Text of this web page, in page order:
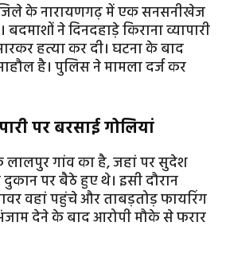
के नारायणगढ़ में एक सनसनीखेज
ने दिनदहाड़े किराना व्यापारी
हत्या कर दी। घटना के बाद
है। पुलिस ने मामला दर्ज कर
पर बरसाई गोलियां
लालपुर गांव का है, जहां पर सुदेश
दुकान पर बैठे हुए थे। इसी दौरान
वहां पहुंचे और ताबड़तोड़ फायरिंग
देने के बाद आरोपी मौके से फरार